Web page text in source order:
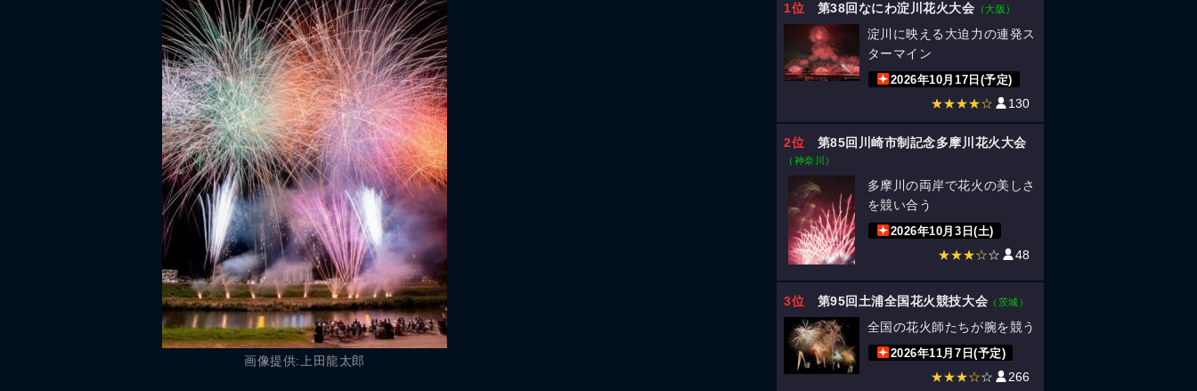
画像提供:上田龍太郎
1位 第38回なにわ淀川花火大会 （大阪）
淀川に映える大迫力の連発ス
ターマイン
2026年10月17日(予定)
★★★★☆ 130
2位 第85回川崎市制記念多摩川花火大会
（神奈川）
多摩川の両岸で花火の美しさ
を競い合う
2026年10月3日(土)
★★★☆☆ 48
3位 第95回土浦全国花火競技大会 （茨城）
全国の花火師たちが腕を競う
2026年11月7日(予定)
★★★☆☆ 266